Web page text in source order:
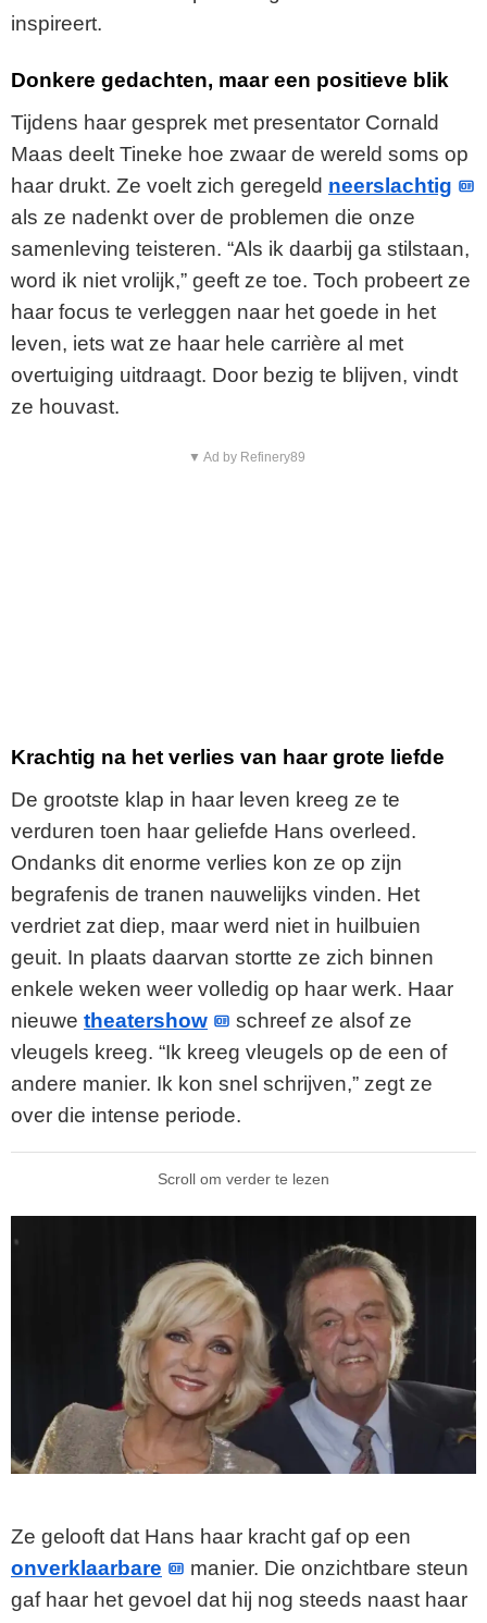
inspireert.
Donkere gedachten, maar een positieve blik
Tijdens haar gesprek met presentator Cornald
Maas deelt Tineke hoe zwaar de wereld soms op
haar drukt. Ze voelt zich geregeld neerslachtig
als ze nadenkt over de problemen die onze
samenleving teisteren. “Als ik daarbij ga stilstaan,
word ik niet vrolijk,” geeft ze toe. Toch probeert ze
haar focus te verleggen naar het goede in het
leven, iets wat ze haar hele carrière al met
overtuiging uitdraagt. Door bezig te blijven, vindt
ze houvast.
▼ Ad by Refinery89
Krachtig na het verlies van haar grote liefde
De grootste klap in haar leven kreeg ze te
verduren toen haar geliefde Hans overleed.
Ondanks dit enorme verlies kon ze op zijn
begrafenis de tranen nauwelijks vinden. Het
verdriet zat diep, maar werd niet in huilbuien
geuit. In plaats daarvan stortte ze zich binnen
enkele weken weer volledig op haar werk. Haar
nieuwe theatershow
schreef ze alsof ze
vleugels kreeg. “Ik kreeg vleugels op de een of
andere manier. Ik kon snel schrijven,” zegt ze
over die intense periode.
Scroll om verder te lezen
Ze gelooft dat Hans haar kracht gaf op een
onverklaarbare
manier. Die onzichtbare steun
gaf haar het gevoel dat hij nog steeds naast haar